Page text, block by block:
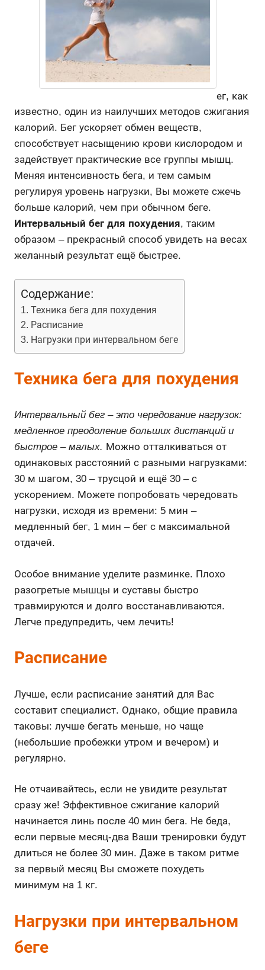
ег, как
известно, один из наилучших методов сжигания
калорий. Бег ускоряет обмен веществ,
способствует насыщению крови кислородом и
задействует практические все группы мышц.
Меняя интенсивность бега, и тем самым
регулируя уровень нагрузки, Вы можете сжечь
больше калорий, чем при обычном беге.
Интервальный бег для похудения, таким
образом – прекрасный способ увидеть на весах
желанный результат ещё быстрее.
Содержание:
Техника бега для похудения
Расписание
Нагрузки при интервальном беге
Техника бега для похудения
Интервальный бег – это чередование нагрузок:
медленное преодоление больших дистанций и
быстрое – малых. Можно отталкиваться от
одинаковых расстояний с разными нагрузками:
30 м шагом, 30 – трусцой и ещё 30 – с
ускорением. Можете попробовать чередовать
нагрузки, исходя из времени: 5 мин –
медленный бег, 1 мин – бег с максимальной
отдачей.
Особое внимание уделите разминке. Плохо
разогретые мышцы и суставы быстро
травмируются и долго восстанавливаются.
Легче предупредить, чем лечить!
Расписание
Лучше, если расписание занятий для Вас
составит специалист. Однако, общие правила
таковы: лучше бегать меньше, но чаще
(небольшие пробежки утром и вечером) и
регулярно.
Не отчаивайтесь, если не увидите результат
сразу же! Эффективное сжигание калорий
начинается линь после 40 мин бега. Не беда,
если первые месяц-два Ваши тренировки будут
длиться не более 30 мин. Даже в таком ритме
за первый месяц Вы сможете похудеть
минимум на 1 кг.
Нагрузки при интервальном
беге